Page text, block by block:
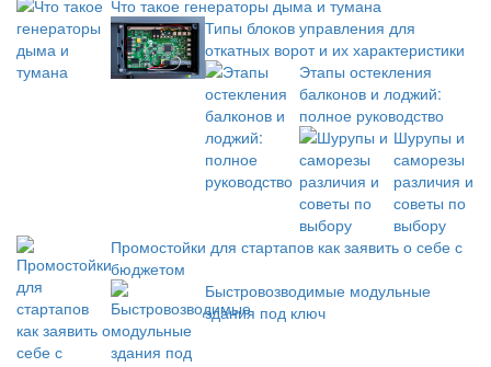
Что такое генераторы дыма и тумана
Типы блоков управления для
откатных ворот и их характеристики
Этапы остекления
балконов и лоджий:
полное руководство
Шурупы и
саморезы
различия и
советы по
выбору
Промостойки для стартапов как заявить о себе с
бюджетом
Быстровозводимые модульные
здания под ключ